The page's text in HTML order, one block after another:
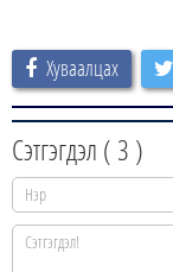
Хуваалцах
Сэтгэгдэл ( 3 )